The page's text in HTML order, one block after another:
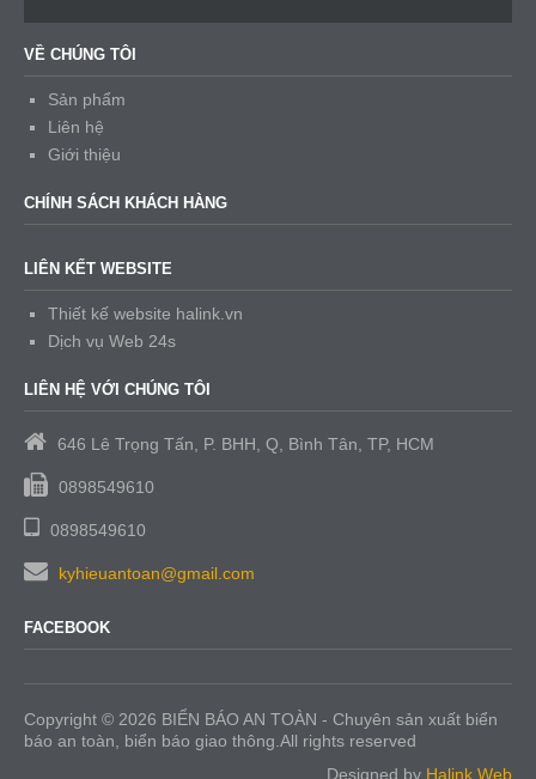
VỀ CHÚNG TÔI
Sản phẩm
Liên hệ
Giới thiệu
CHÍNH SÁCH KHÁCH HÀNG
LIÊN KẾT WEBSITE
Thiết kế website halink.vn
Dịch vụ Web 24s
LIÊN HỆ VỚI CHÚNG TÔI
646 Lê Trọng Tấn, P. BHH, Q, Bình Tân, TP, HCM
0898549610
0898549610
kyhieuantoan@gmail.com
FACEBOOK
Copyright © 2026 BIỂN BÁO AN TOÀN - Chuyên sản xuất biển
báo an toàn, biển báo giao thông.All rights reserved
Designed by Halink Web